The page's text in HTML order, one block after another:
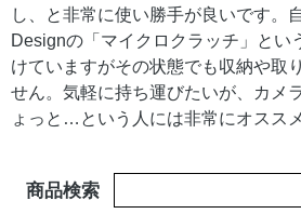
し、と非常に使い勝手が良いです。
Designの「マイクロクラッチ」とい
けていますがその状態でも収納や取
せん。気軽に持ち運びたいが、カメ
ょっと…という人には非常にオススメ
商品検索